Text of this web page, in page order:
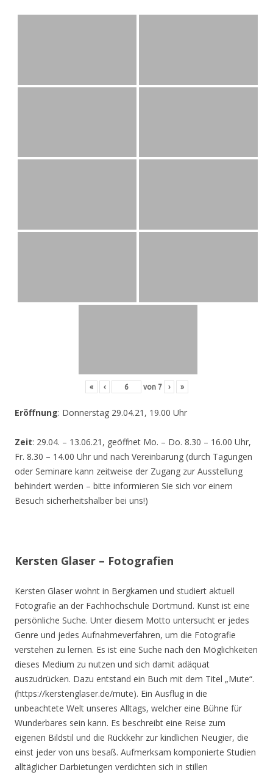
« ‹ von 7 › »
Eröffnung: Donnerstag 29.04.21, 19.00 Uhr
Zeit: 29.04. – 13.06.21, geöffnet Mo. – Do. 8.30 – 16.00 Uhr,
Fr. 8.30 – 14.00 Uhr und nach Vereinbarung (durch Tagungen
oder Seminare kann zeitweise der Zugang zur Ausstellung
behindert werden – bitte informieren Sie sich vor einem
Besuch sicherheitshalber bei uns!)
Kersten Glaser – Fotografien
Kersten Glaser wohnt in Bergkamen und studiert aktuell
Fotografie an der Fachhochschule Dortmund. Kunst ist eine
persönliche Suche. Unter diesem Motto untersucht er jedes
Genre und jedes Aufnahmeverfahren, um die Fotografie
verstehen zu lernen. Es ist eine Suche nach den Möglichkeiten
dieses Medium zu nutzen und sich damit adäquat
auszudrücken. Dazu entstand ein Buch mit dem Titel „Mute“.
(https://kerstenglaser.de/mute). Ein Ausflug in die
unbeachtete Welt unseres Alltags, welcher eine Bühne für
Wunderbares sein kann. Es beschreibt eine Reise zum
eigenen Bildstil und die Rückkehr zur kindlichen Neugier, die
einst jeder von uns besaß. Aufmerksam komponierte Studien
alltäglicher Darbietungen verdichten sich in stillen